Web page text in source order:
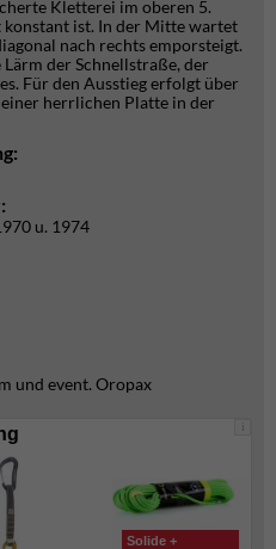
Kletterei im oberen 5.
ist. In der Mitte wartet
nach rechts emporsteigt.
der Schnellstraße, der
Für den Ausstieg erfolgt über
herrlichen Platte in der
u. 1974
und event. Oropax
i
Solide +